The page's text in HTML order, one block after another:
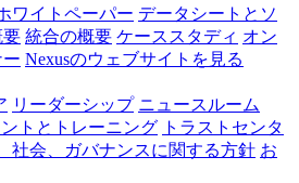
ワイトペーパー データシートとソ
要 統合の概要 ケーススタディ オン
Nexusのウェブサイトを見る
リーダーシップ ニュースルーム
トとトレーニング トラストセンタ
社会、ガバナンスに関する方針 お